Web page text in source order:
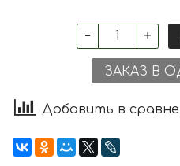
ЗАКАЗ В
Добавить в